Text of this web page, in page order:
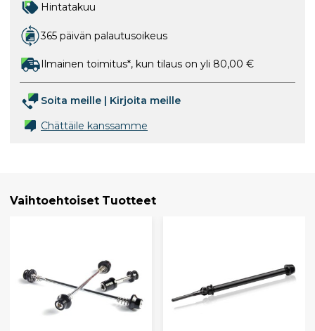
Hintatakuu
365 päivän palautusoikeus
Ilmainen toimitus*, kun tilaus on yli 80,00 €
Soita meille | Kirjoita meille
Chättäile kanssamme
Vaihtoehtoiset Tuotteet